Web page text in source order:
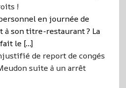
!
en journée de
son titre-restaurant ? La
le […]
de report de congés
suite à un arrêt